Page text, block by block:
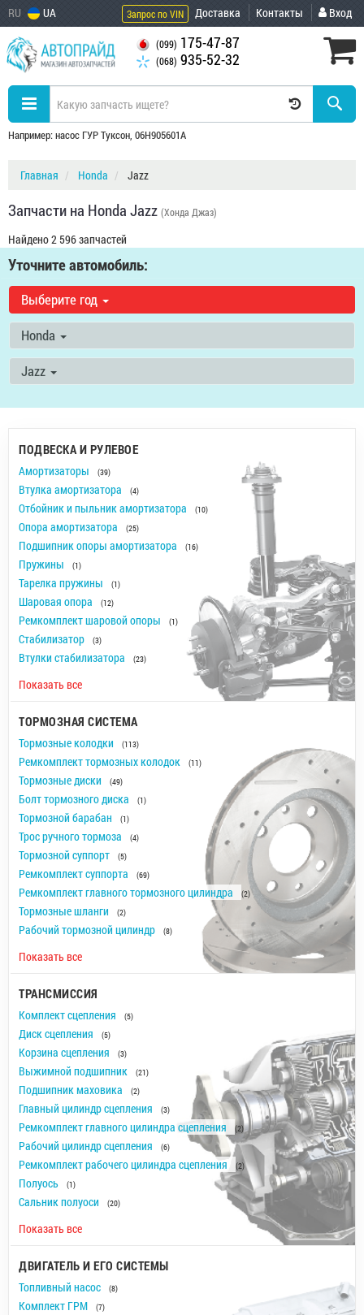
RU UA Запрос по VIN Доставка Контакты Вход
(099) 175-47-87
(068) 935-52-32
Например: насос ГУР Туксон, 06H905601A
Главная Honda Jazz
Запчасти на Honda Jazz (Хонда Джаз)
Найдено 2 596 запчастей
Уточните автомобиль:
Выберите год
Honda
Jazz
ПОДВЕСКА И РУЛЕВОЕ
Амортизаторы (39)
Втулка амортизатора (4)
Отбойник и пыльник амортизатора (10)
Опора амортизатора (25)
Подшипник опоры амортизатора (16)
Пружины (1)
Тарелка пружины (1)
Шаровая опора (12)
Ремкомплект шаровой опоры (1)
Стабилизатор (3)
Втулки стабилизатора (23)
Показать все
ТОРМОЗНАЯ СИСТЕМА
Тормозные колодки (113)
Ремкомплект тормозных колодок (11)
Тормозные диски (49)
Болт тормозного диска (1)
Тормозной барабан (1)
Трос ручного тормоза (4)
Тормозной суппорт (5)
Ремкомплект суппорта (69)
Ремкомплект главного тормозного цилиндра (2)
Тормозные шланги (2)
Рабочий тормозной цилиндр (8)
Показать все
ТРАНСМИССИЯ
Комплект сцепления (5)
Диск сцепления (5)
Корзина сцепления (3)
Выжимной подшипник (21)
Подшипник маховика (2)
Главный цилиндр сцепления (3)
Ремкомплект главного цилиндра сцепления (2)
Рабочий цилиндр сцепления (6)
Ремкомплект рабочего цилиндра сцепления (2)
Полуось (1)
Сальник полуоси (20)
Показать все
ДВИГАТЕЛЬ И ЕГО СИСТЕМЫ
Топливный насос (8)
Комплект ГРМ (7)